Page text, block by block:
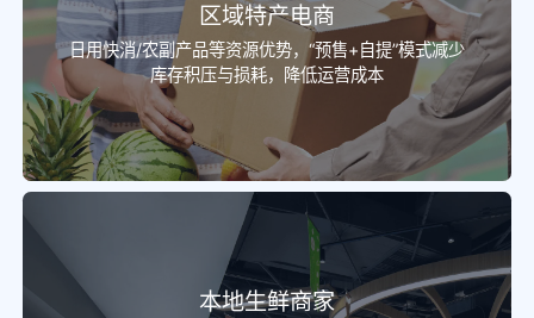
区域特产电商
日用快消/农副产品等资源优势，“预售+自提”模式减少
库存积压与损耗，降低运营成本
本地生鲜商家